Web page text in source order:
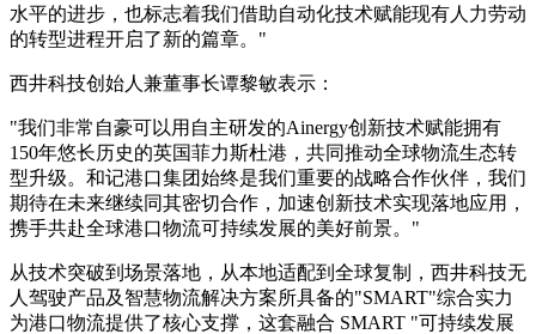
水平的进步，也标志着我们借助自动化技术赋能现有人力劳动
的转型进程开启了新的篇章。"
西井科技创始人兼董事长谭黎敏表示：
"我们非常自豪可以用自主研发的Ainergy创新技术赋能拥有
150年悠长历史的英国菲力斯杜港，共同推动全球物流生态转
型升级。和记港口集团始终是我们重要的战略合作伙伴，我们
期待在未来继续同其密切合作，加速创新技术实现落地应用，
携手共赴全球港口物流可持续发展的美好前景。"
从技术突破到场景落地，从本地适配到全球复制，西井科技无
人驾驶产品及智慧物流解决方案所具备的"SMART"综合实力
为港口物流提供了核心支撑，这套融合 SMART "可持续发展